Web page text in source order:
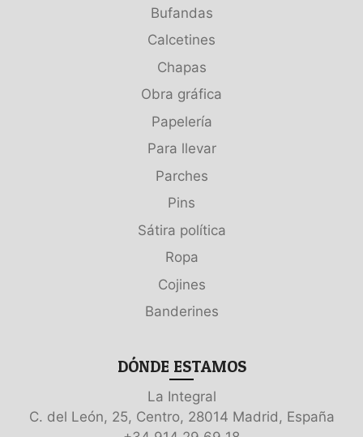
Bufandas
Calcetines
Chapas
Obra gráfica
Papelería
Para llevar
Parches
Pins
Sátira política
Ropa
Cojines
Banderines
DÓNDE ESTAMOS
La Integral
C. del León, 25, Centro, 28014 Madrid, España